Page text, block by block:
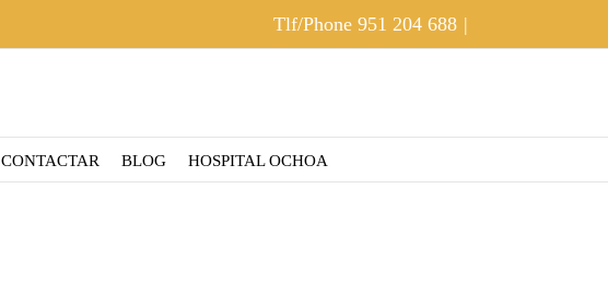
Tlf/Phone 951 204 688 |
CONTACTAR BLOG HOSPITAL OCHOA